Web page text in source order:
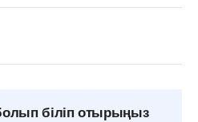
біліп отырыңыз